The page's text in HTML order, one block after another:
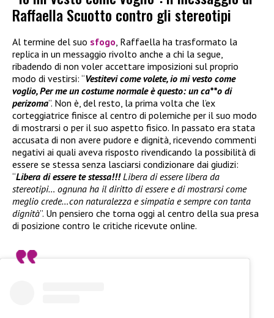
Raffaella Scuotto contro gli stereotipi
Al termine del suo sfogo, Raffaella ha trasformato la
replica in un messaggio rivolto anche a chi la segue,
ribadendo di non voler accettare imposizioni sul proprio
modo di vestirsi: “Vestitevi come volete, io mi vesto come
voglio, Per me un costume normale è questo: un ca**o di
perizoma”. Non è, del resto, la prima volta che l’ex
corteggiatrice finisce al centro di polemiche per il suo modo
di mostrarsi o per il suo aspetto fisico. In passato era stata
accusata di non avere pudore e dignità, ricevendo commenti
negativi ai quali aveva risposto rivendicando la possibilità di
essere se stessa senza lasciarsi condizionare dai giudizi:
“Libera di essere te stessa!!!Libera di essere libera da
stereotipi… ognuna ha il diritto di essere e di mostrarsi come
meglio crede…con naturalezza e simpatia e sempre con tanta
dignità”. Un pensiero che torna oggi al centro della sua presa
di posizione contro le critiche ricevute online.